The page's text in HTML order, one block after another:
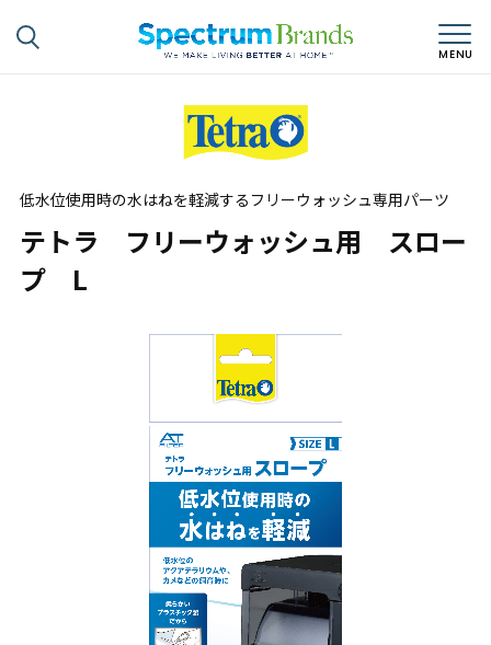
低水位使用時の水はねを軽減するフリーウォッシュ専用パーツ
テトラ フリーウォッシュ用 スロー
プ L